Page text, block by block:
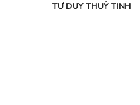
TƯ DUY THUỶ TINH